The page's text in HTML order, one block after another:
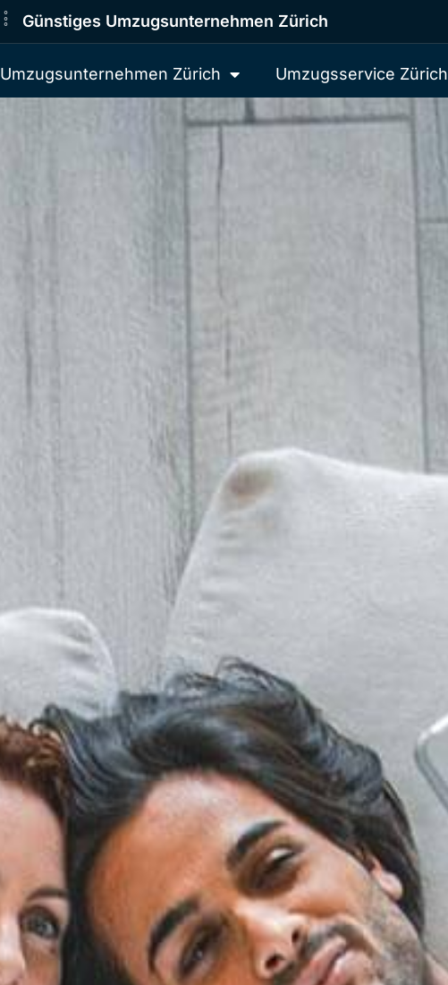
Günstiges Umzugsunternehmen Zürich
Umzugsunternehmen Zürich Umzugsservice Zürich